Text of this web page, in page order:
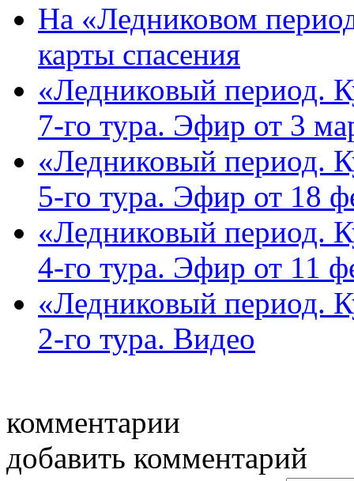
На «Ледниковом
карты спасения
«Ледниковый период.
7-го тура. Эфир от 3
«Ледниковый период.
5-го тура. Эфир от 18
«Ледниковый период.
4-го тура. Эфир от 11
«Ледниковый период.
2-го тура. Видео
комментарии
добавить комментарий